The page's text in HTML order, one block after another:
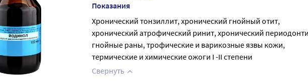
Показания
Хронический тонзиллит, хронический гнойный отит,
хронический атрофический ринит, хронический
гнойные раны, трофические и варикозные язвы кожи,
термические и химические ожоги I -II степени
Свернуть